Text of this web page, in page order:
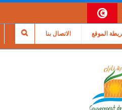
الاتصال بنا الموقع